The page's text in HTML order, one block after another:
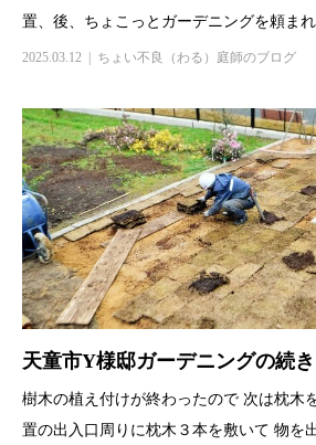
置、後、ちょこっとガーデニングを頼まれ
2025.03.12 ちょい不良（わる）庭師のブログ
天童市Y様邸ガーデニングの続き
樹木の植え付けが終わったので 次は枕木
置の出入口周りに枕木３本を敷いて 物を